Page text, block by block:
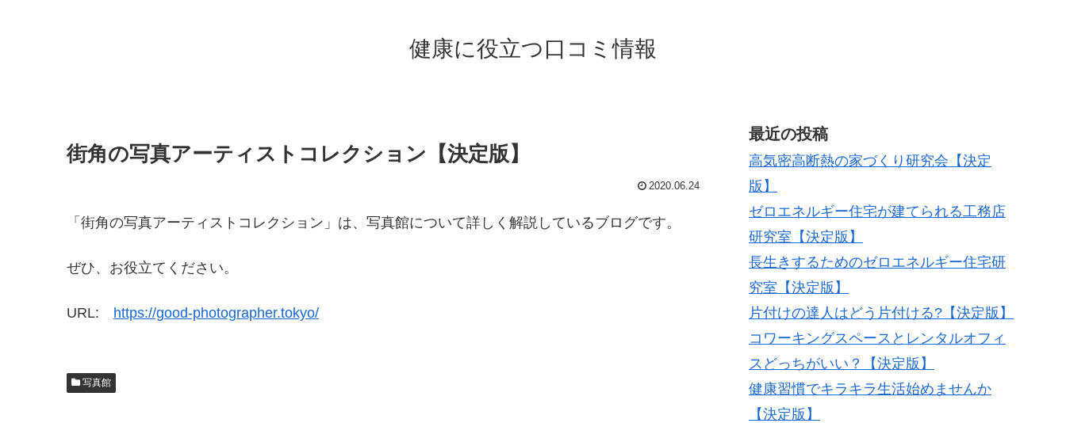
健康に役立つ口コミ情報
街角の写真アーティストコレクション【決定版】
2020.06.24
「街角の写真アーティストコレクション」は、写真館について詳しく解説しているブログです。
ぜひ、お役立てください。
URL: https://good-photographer.tokyo/
写真館
最近の投稿
高気密高断熱の家づくり研究会【決定
版】
ゼロエネルギー住宅が建てられる工務店
研究室【決定版】
長生きするためのゼロエネルギー住宅研
究室【決定版】
片付けの達人はどう片付ける?【決定版】
コワーキングスペースとレンタルオフィ
スどっちがいい？【決定版】
健康習慣でキラキラ生活始めませんか
【決定版】